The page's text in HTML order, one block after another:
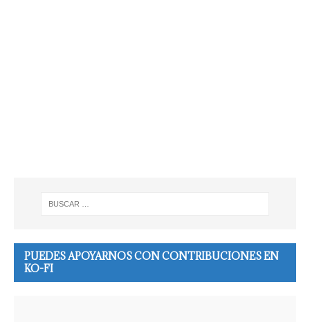
PUEDES APOYARNOS CON CONTRIBUCIONES EN
KO-FI